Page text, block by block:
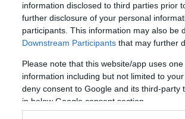
information disclosed to third parties prior
further disclosure of your personal
participants. This information may also be
Downstream Participants that may further
Please note that this website/app uses
information including but not limited to
deny consent to Google and its third-
in below Google consent section.